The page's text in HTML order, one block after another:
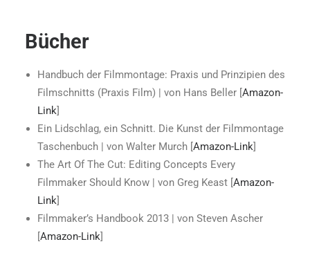
Bücher
Handbuch der Filmmontage: Praxis und Prinzipien des
Filmschnitts (Praxis Film) | von Hans Beller [Amazon-
Link]
Ein Lidschlag, ein Schnitt. Die Kunst der Filmmontage
Taschenbuch | von Walter Murch [Amazon-Link]
The Art Of The Cut: Editing Concepts Every
Filmmaker Should Know | von Greg Keast [Amazon-
Link]
Filmmaker’s Handbook 2013 | von Steven Ascher
[Amazon-Link]